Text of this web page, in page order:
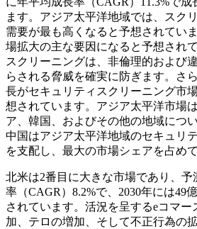
ます。アジア太平洋地域では、スク
需要が最も高くなると予想されてい
場拡大の主な要因になると予想され
スクリーニングは、非倫理的および
らされる脅威を確実に防ぎます。さ
長がセキュリティスクリーニング市
想されています。アジア太平洋市場
ア、韓国、およびその他の地域につ
中国はアジア太平洋地域のセキュリ
を支配し、最大の市場シェアを占めて
北米は2番目に大きな市場であり、
率（CAGR）8.2%で、2030年には49
されています。活況を呈するeコマー
加、テロの増加、そして不正行為の